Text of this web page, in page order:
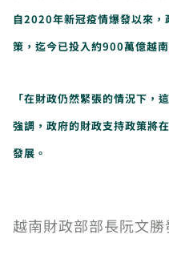
自2020年新冠疫情爆發以來，
策，迄今已投入約900萬億越
「在財政仍然緊張的情況下，
強調，政府的財政支持政策將
發展。
越南財政部部長阮文勝